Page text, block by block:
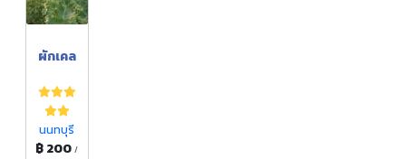
ผักเคล
นนทบุรี
฿ 200/